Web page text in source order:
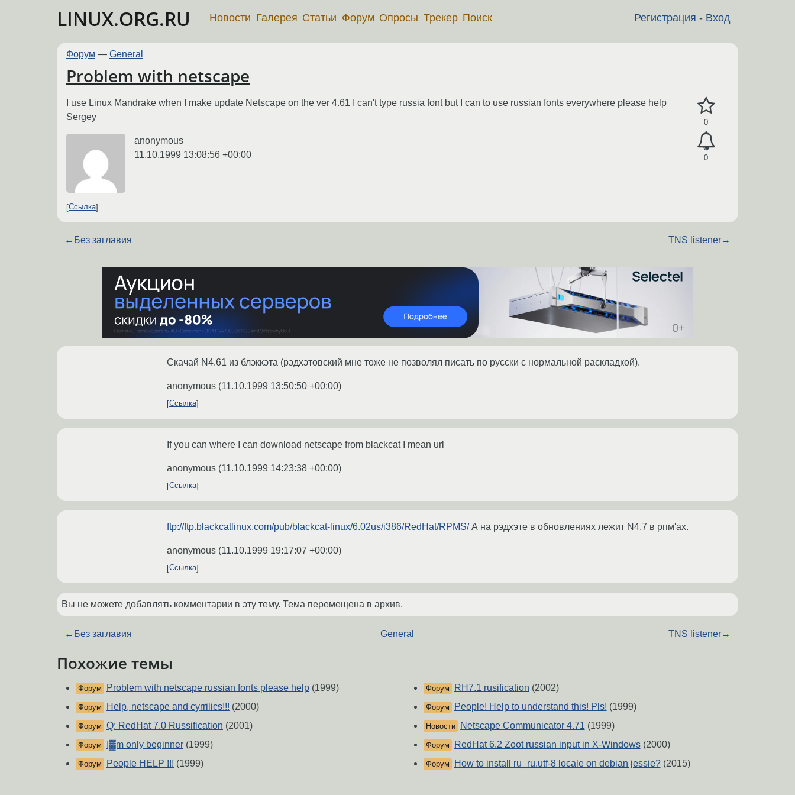
LINUX.ORG.RU Регистрация - Вход
Новости Галерея Статьи Форум Опросы Трекер Поиск
Форум — General
Problem with netscape
0
0
I use Linux Mandrake when I make update Netscape on the ver 4.61 I can't type russia font but I can to use russian fonts everywhere please help
Sergey
anonymous
11.10.1999 13:08:56 +00:00
Ссылка
← Без заглавия TNS listener→
Скачай N4.61 из блэккэта (рэдхэтовский мне тоже не позволял писать по русски с нормальной раскладкой).
anonymous (11.10.1999 13:50:50 +00:00)
Ссылка
If you can where I can download netscape from blackcat I mean url
anonymous (11.10.1999 14:23:38 +00:00)
Ссылка
ftp://ftp.blackcatlinux.com/pub/blackcat-linux/6.02us/i386/RedHat/RPMS/А на рэдхэте в обновлениях лежит N4.7 в рпм'ах.
anonymous (11.10.1999 19:17:07 +00:00)
Ссылка
Вы не можете добавлять комментарии в эту тему. Тема перемещена в архив.
← Без заглавия General TNS listener→
Похожие темы
Форум Problem with netscape russian fonts please help (1999)
Форум Help, netscape and cyrrilics!!! (2000)
Форум Q: RedHat 7.0 Russification (2001)
Форум I▓m only beginner (1999)
Форум People HELP !!! (1999)
Форум RH7.1 rusification (2002)
Форум People! Help to understand this! Pls! (1999)
Новости Netscape Communicator 4.71 (1999)
Форум RedHat 6.2 Zoot russian input in X-Windows(2000)
Форум How to install ru_ru.utf-8 locale on debian jessie?(2015)